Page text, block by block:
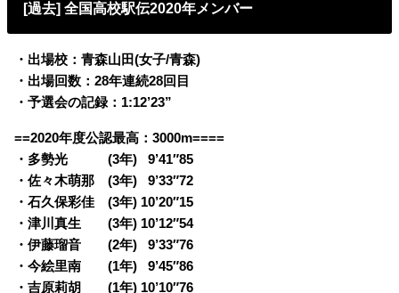
[過去] 全国高校駅伝2020年メンバー
・出場校：青森山田(女子/青森)
・出場回数：28年連続28回目
・予選会の記録：1:12’23”
==2020年度公認最高：3000m====
・多勢光 (3年)
09’41″85
・佐々木萌那 (3年)
09’33″72
・石久保彩佳 (3年) 10’20″15
・津川真生 (3年) 10’12″54
・伊藤瑠音 (2年)
09’33″76
・今絵里南 (1年)
09’45″86
・吉原莉胡 (1年) 10’10″76